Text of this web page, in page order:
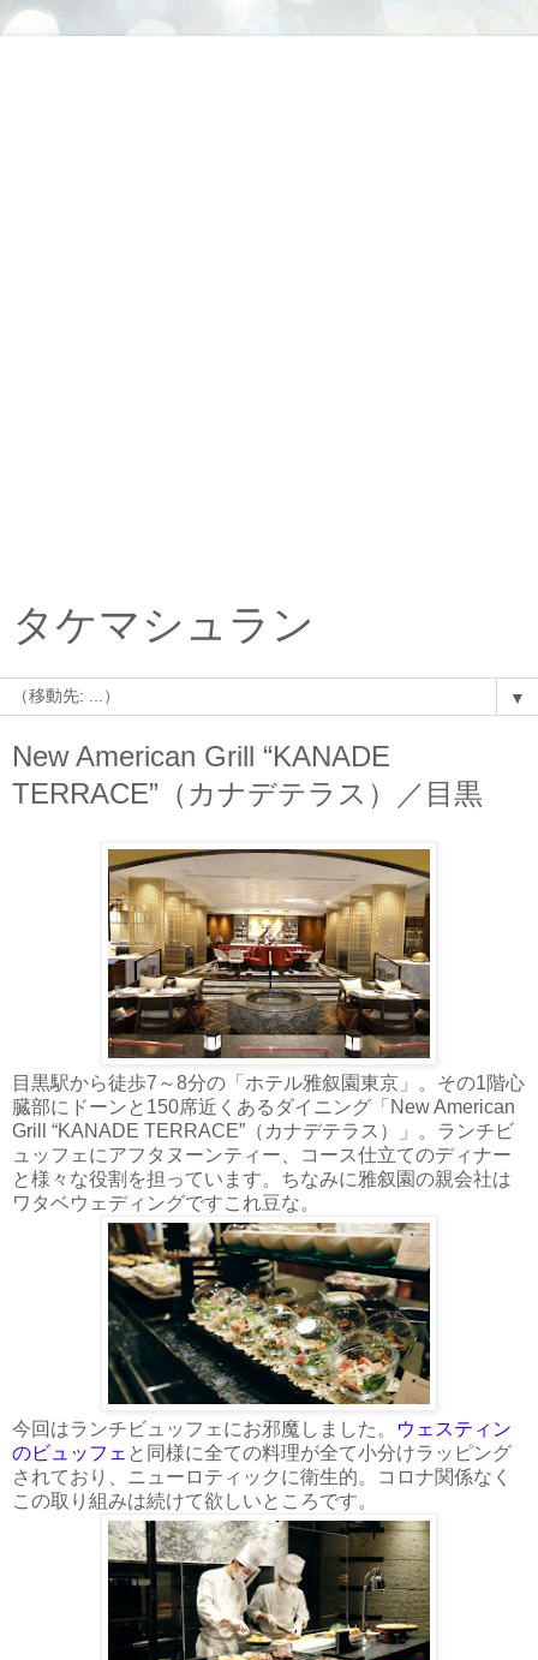
タケマシュラン
▼
New American Grill “KANADE
TERRACE”（カナデテラス）／目黒
目黒駅から徒歩7～8分の「ホテル雅叙園東京」。その1階心
臓部にドーンと150席近くあるダイニング「New American
Grill “KANADE TERRACE”（カナデテラス）」。ランチビ
ュッフェにアフタヌーンティー、コース仕立てのディナー
と様々な役割を担っています。ちなみに雅叙園の親会社は
ワタベウェディングですこれ豆な。
今回はランチビュッフェにお邪魔しました。
ウェスティン
のビュッフェ と同様に全ての料理が全て小分けラッピング
されており、ニューロティックに衛生的。コロナ関係なく
この取り組みは続けて欲しいところです。